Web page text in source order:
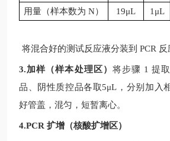
用量（样本数为 N） 19μL 1μL
将混合好的测试反应液分装到 PCR 反
3.加样（样本处理区） 将步骤 1提
品、阴性质控品各取5μL ，分别加入
好管盖，混匀，短暂离心。
4.PCR 扩增（核酸扩增区）